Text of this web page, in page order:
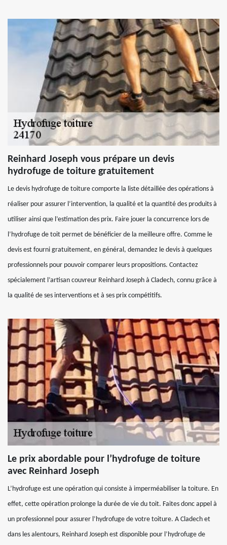
Reinhard Joseph vous prépare un devis
hydrofuge de toiture gratuitement
Le devis hydrofuge de toiture comporte la liste détaillée des opérations à
réaliser pour assurer l’intervention, la qualité et la quantité des produits à
utiliser ainsi que l’estimation des prix. Faire jouer la concurrence lors de
l’hydrofuge de toit permet de bénéficier de la meilleure offre. Comme le
devis est fourni gratuitement, en général, demandez le devis à quelques
professionnels pour pouvoir comparer leurs propositions. Contactez
spécialement l’artisan couvreur Reinhard Joseph à Cladech, connu grâce à
la qualité de ses interventions et à ses prix compétitifs.
Le prix abordable pour l’hydrofuge de toiture
avec Reinhard Joseph
L’hydrofuge est une opération qui consiste à imperméabiliser la toiture. En
effet, cette opération prolonge la durée de vie du toit. Faites donc appel à
un professionnel pour assurer l’hydrofuge de votre toiture. A Cladech et
dans les alentours, Reinhard Joseph est disponible pour l’hydrofuge de